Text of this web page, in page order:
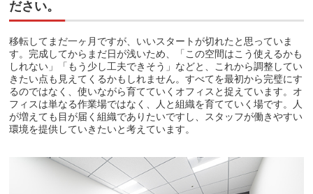
ださい。
移転してまだ一ヶ月ですが、いいスタートが切れたと思っていま
す。完成してからまだ日が浅いため、「この空間はこう使えるかも
しれない」「もう少し工夫できそう」などと、これから調整してい
きたい点も見えてくるかもしれません。すべてを最初から完璧にす
るのではなく、使いながら育てていくオフィスと捉えています。オ
フィスは単なる作業場ではなく、人と組織を育てていく場です。人
が増えても目が届く組織でありたいですし、スタッフが働きやすい
環境を提供していきたいと考えています。